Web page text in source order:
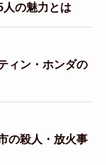
人の魅力とは
ィン・ホンダの
の殺人・放火事